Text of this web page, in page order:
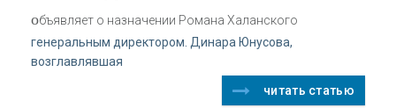
объявляет о назначении Романа Халанского
генеральным директором. Динара Юнусова,
возглавлявшая
читать статью